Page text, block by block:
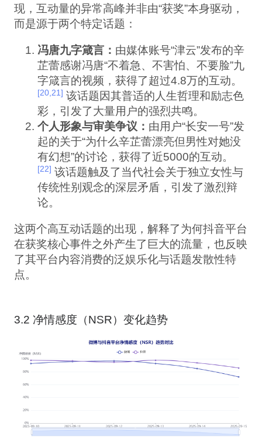
现，互动量的异常高峰并非由“获奖”本身驱动，
而是源于两个特定话题：
冯唐九字箴言： 由媒体账号“津云”发布的辛
芷蕾感谢冯唐“不着急、不害怕、不要脸”九
字箴言的视频，获得了超过4.8万的互动。
[20,21] 该话题因其普适的人生哲理和励志色
彩，引发了大量用户的强烈共鸣。
个人形象与审美争议： 由用户“长安一号”发
起的关于“为什么辛芷蕾漂亮但男性对她没
有幻想”的讨论，获得了近5000的互动。
[22] 该话题触及了当代社会关于独立女性与
传统性别观念的深层矛盾，引发了激烈辩
论。
这两个高互动话题的出现，解释了为何抖音平台
在获奖核心事件之外产生了巨大的流量，也反映
了其平台内容消费的泛娱乐化与话题发散性特
点。
3.2 净情感度（NSR）变化趋势